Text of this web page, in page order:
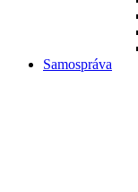
Samospráva